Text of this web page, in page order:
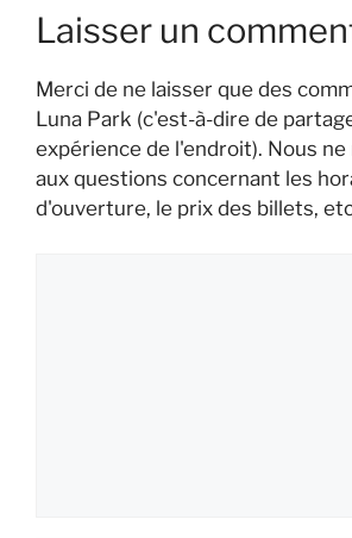
Laisser un
Merci de ne laisser que des
Luna Park (c'est-à-dire de
expérience de l'endroit). Nous ne
aux questions concernant les
d'ouverture, le prix des billets,